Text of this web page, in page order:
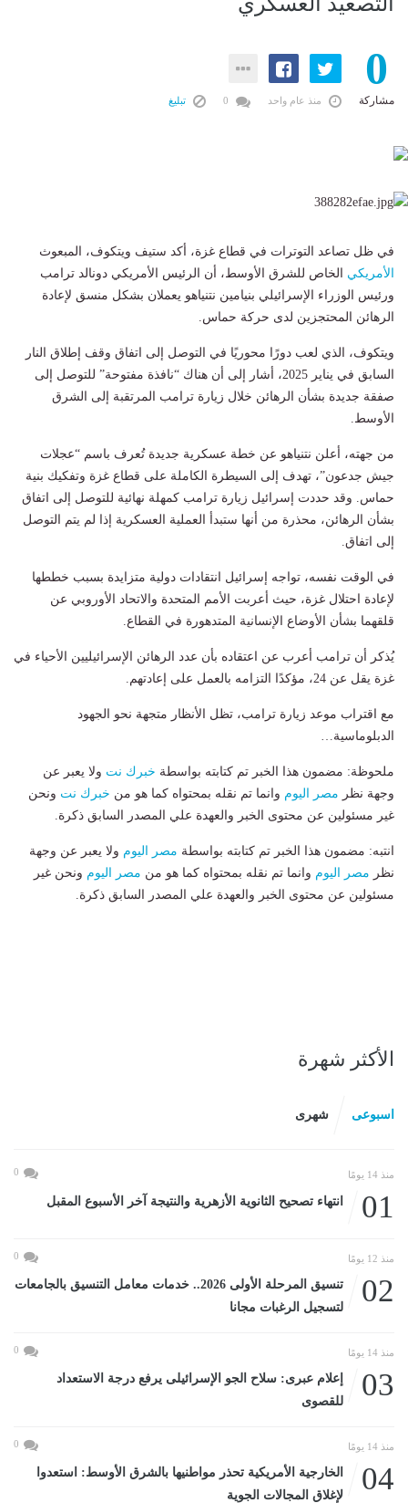
0
مشاركة منذ عام واحد تبليغ
في ظل تصاعد التوترات في قطاع غزة، أكد ستيف ويتكوف، المبعوث
الأمريكي الخاص للشرق الأوسط، أن الرئيس الأمريكي دونالد ترامب
ورئيس الوزراء الإسرائيلي بنيامين نتنياهو يعملان بشكل منسق لإعادة
الرهائن المحتجزين لدى حركة حماس.
ويتكوف، الذي لعب دورًا محوريًا في التوصل إلى اتفاق وقف إطلاق النار
السابق في يناير 2025، أشار إلى أن هناك “نافذة مفتوحة” للتوصل إلى
صفقة جديدة بشأن الرهائن خلال زيارة ترامب المرتقبة إلى الشرق
الأوسط.
من جهته، أعلن نتنياهو عن خطة عسكرية جديدة تُعرف باسم “عجلات
جيش جدعون”، تهدف إلى السيطرة الكاملة على قطاع غزة وتفكيك بنية
حماس. وقد حددت إسرائيل زيارة ترامب كمهلة نهائية للتوصل إلى اتفاق
بشأن الرهائن، محذرة من أنها ستبدأ العملية العسكرية إذا لم يتم التوصل
إلى اتفاق.
في الوقت نفسه، تواجه إسرائيل انتقادات دولية متزايدة بسبب خططها
لإعادة احتلال غزة، حيث أعربت الأمم المتحدة والاتحاد الأوروبي عن
قلقهما بشأن الأوضاع الإنسانية المتدهورة في القطاع.
يُذكر أن ترامب أعرب عن اعتقاده بأن عدد الرهائن الإسرائيليين الأحياء في
غزة يقل عن 24، مؤكدًا التزامه بالعمل على إعادتهم.
مع اقتراب موعد زيارة ترامب، تظل الأنظار متجهة نحو الجهود
الدبلوماسية…
ملحوظة: مضمون هذا الخبر تم كتابته بواسطة خبرك نت ولا يعبر عن
وجهة نظر مصر اليوم وانما تم نقله بمحتواه كما هو من خبرك نت ونحن
غير مسئولين عن محتوى الخبر والعهدة علي المصدر السابق ذكرة.
انتبه: مضمون هذا الخبر تم كتابته بواسطة مصر اليوم ولا يعبر عن وجهة
نظر مصر اليوم وانما تم نقله بمحتواه كما هو من مصر اليوم ونحن غير
مسئولين عن محتوى الخبر والعهدة علي المصدر السابق ذكرة.
الأكثر شهرة
اسبوعى شهرى
منذ 14 يومًا 0
01 انتهاء تصحيح الثانوية الأزهرية والنتيجة آخر الأسبوع المقبل
منذ 12 يومًا 0
02
تنسيق المرحلة الأولى 2026.. خدمات معامل التنسيق بالجامعات
لتسجيل الرغبات مجانا
منذ 14 يومًا 0
03
إعلام عبرى: سلاح الجو الإسرائيلى يرفع درجة الاستعداد
للقصوى
منذ 14 يومًا 0
04
الخارجية الأمريكية تحذر مواطنيها بالشرق الأوسط: استعدوا
لإغلاق المجالات الجوية